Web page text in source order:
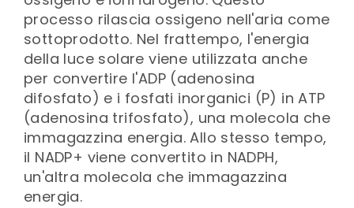
processo rilascia ossigeno nell'aria come
sottoprodotto. Nel frattempo, l'energia
della luce solare viene utilizzata anche
per convertire l'ADP (adenosina
difosfato) e i fosfati inorganici (P) in ATP
(adenosina trifosfato), una molecola che
immagazzina energia. Allo stesso tempo,
il NADP+ viene convertito in NADPH,
un'altra molecola che immagazzina
energia.